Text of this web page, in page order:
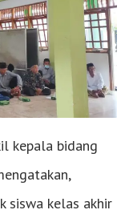
kepala bidang
siswa kelas akhir